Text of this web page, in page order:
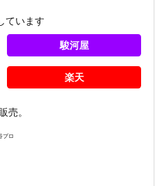
ています
駿河屋
楽天
売。
プロ